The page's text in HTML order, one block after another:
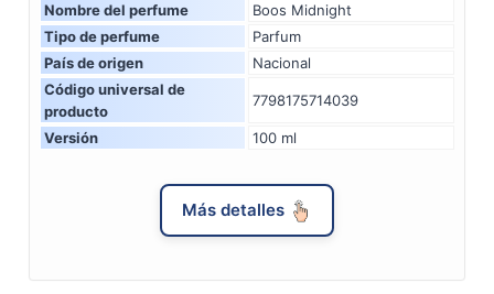
Nombre del perfume
Boos Midnight
Tipo de perfume
Parfum
País de origen
Nacional
Código universal de
producto
7798175714039
Versión 100 ml
Más detalles